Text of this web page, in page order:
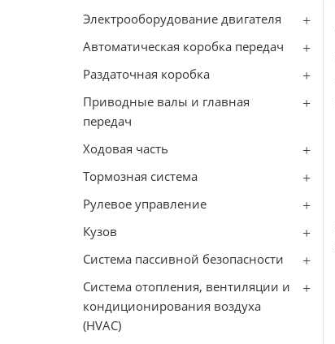
Электрооборудование двигателя
Автоматическая коробка передач
Раздаточная коробка
Приводные валы и главная
передач
Ходовая часть
Тормозная система
Рулевое управление
Кузов
Система пассивной безопасности
Система отопления, вентиляции и
кондиционирования воздуха
(HVAC)